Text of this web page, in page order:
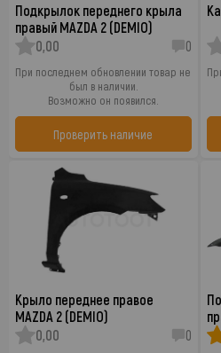
Подкрылок переднего крыла
правый MAZDA 2 (DEMIO)
0,00
0
При последнем обновлении товар не
был в наличии.
Возможно он появился.
Проверить наличие
Крыло переднее правое
MAZDA 2 (DEMIO)
0,00
0